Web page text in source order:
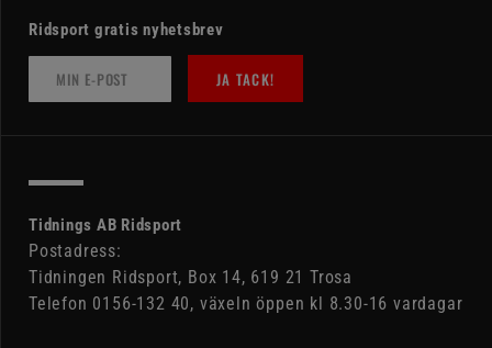
Ridsport gratis nyhetsbrev
JA TACK!
Tidnings AB Ridsport
Postadress:
Tidningen Ridsport, Box 14, 619 21 Trosa
Telefon 0156-132 40, växeln öppen kl 8.30-16 vardagar